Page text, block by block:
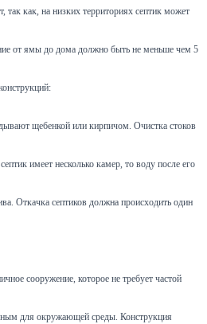
так как, на низких территориях септик может
от ямы до дома должно быть не меньше чем 5
щебенкой или кирпичом. Очистка стоков
имеет несколько камер, то воду после его
Откачка септиков должна происходить один
сооружение, которое не требует частой
для окружающей среды. Конструкция